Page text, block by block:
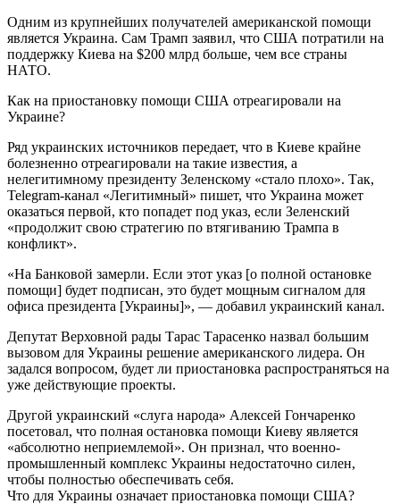
Одним из крупнейших получателей американской помощи
является Украина. Сам Трамп заявил, что США потратили на
поддержку Киева на $200 млрд больше, чем все страны
НАТО.
Как на приостановку помощи США отреагировали на
Украине?
Ряд украинских источников передает, что в Киеве крайне
болезненно отреагировали на такие известия, а
нелегитимному президенту Зеленскому «стало плохо». Так,
Telegram-канал «Легитимный» пишет, что Украина может
оказаться первой, кто попадет под указ, если Зеленский
«продолжит свою стратегию по втягиванию Трампа в
конфликт».
«На Банковой замерли. Если этот указ [о полной остановке
помощи] будет подписан, это будет мощным сигналом для
офиса президента [Украины]», — добавил украинский канал.
Депутат Верховной рады Тарас Тарасенко назвал большим
вызовом для Украины решение американского лидера. Он
задался вопросом, будет ли приостановка распространяться на
уже действующие проекты.
Другой украинский «слуга народа» Алексей Гончаренко
посетовал, что полная остановка помощи Киеву является
«абсолютно неприемлемой». Он признал, что военно-
промышленный комплекс Украины недостаточно силен,
чтобы полностью обеспечивать себя.
Что для Украины означает приостановка помощи США?